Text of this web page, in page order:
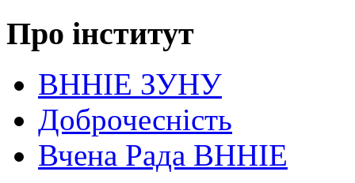
Про інститут
ВННІЕ ЗУНУ
Доброчесність
Вчена Рада ВННІЕ